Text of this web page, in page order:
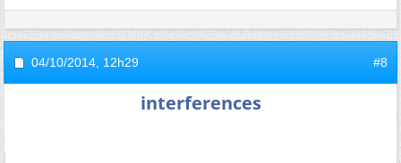
04/10/2014, 12h29 #8
interferences